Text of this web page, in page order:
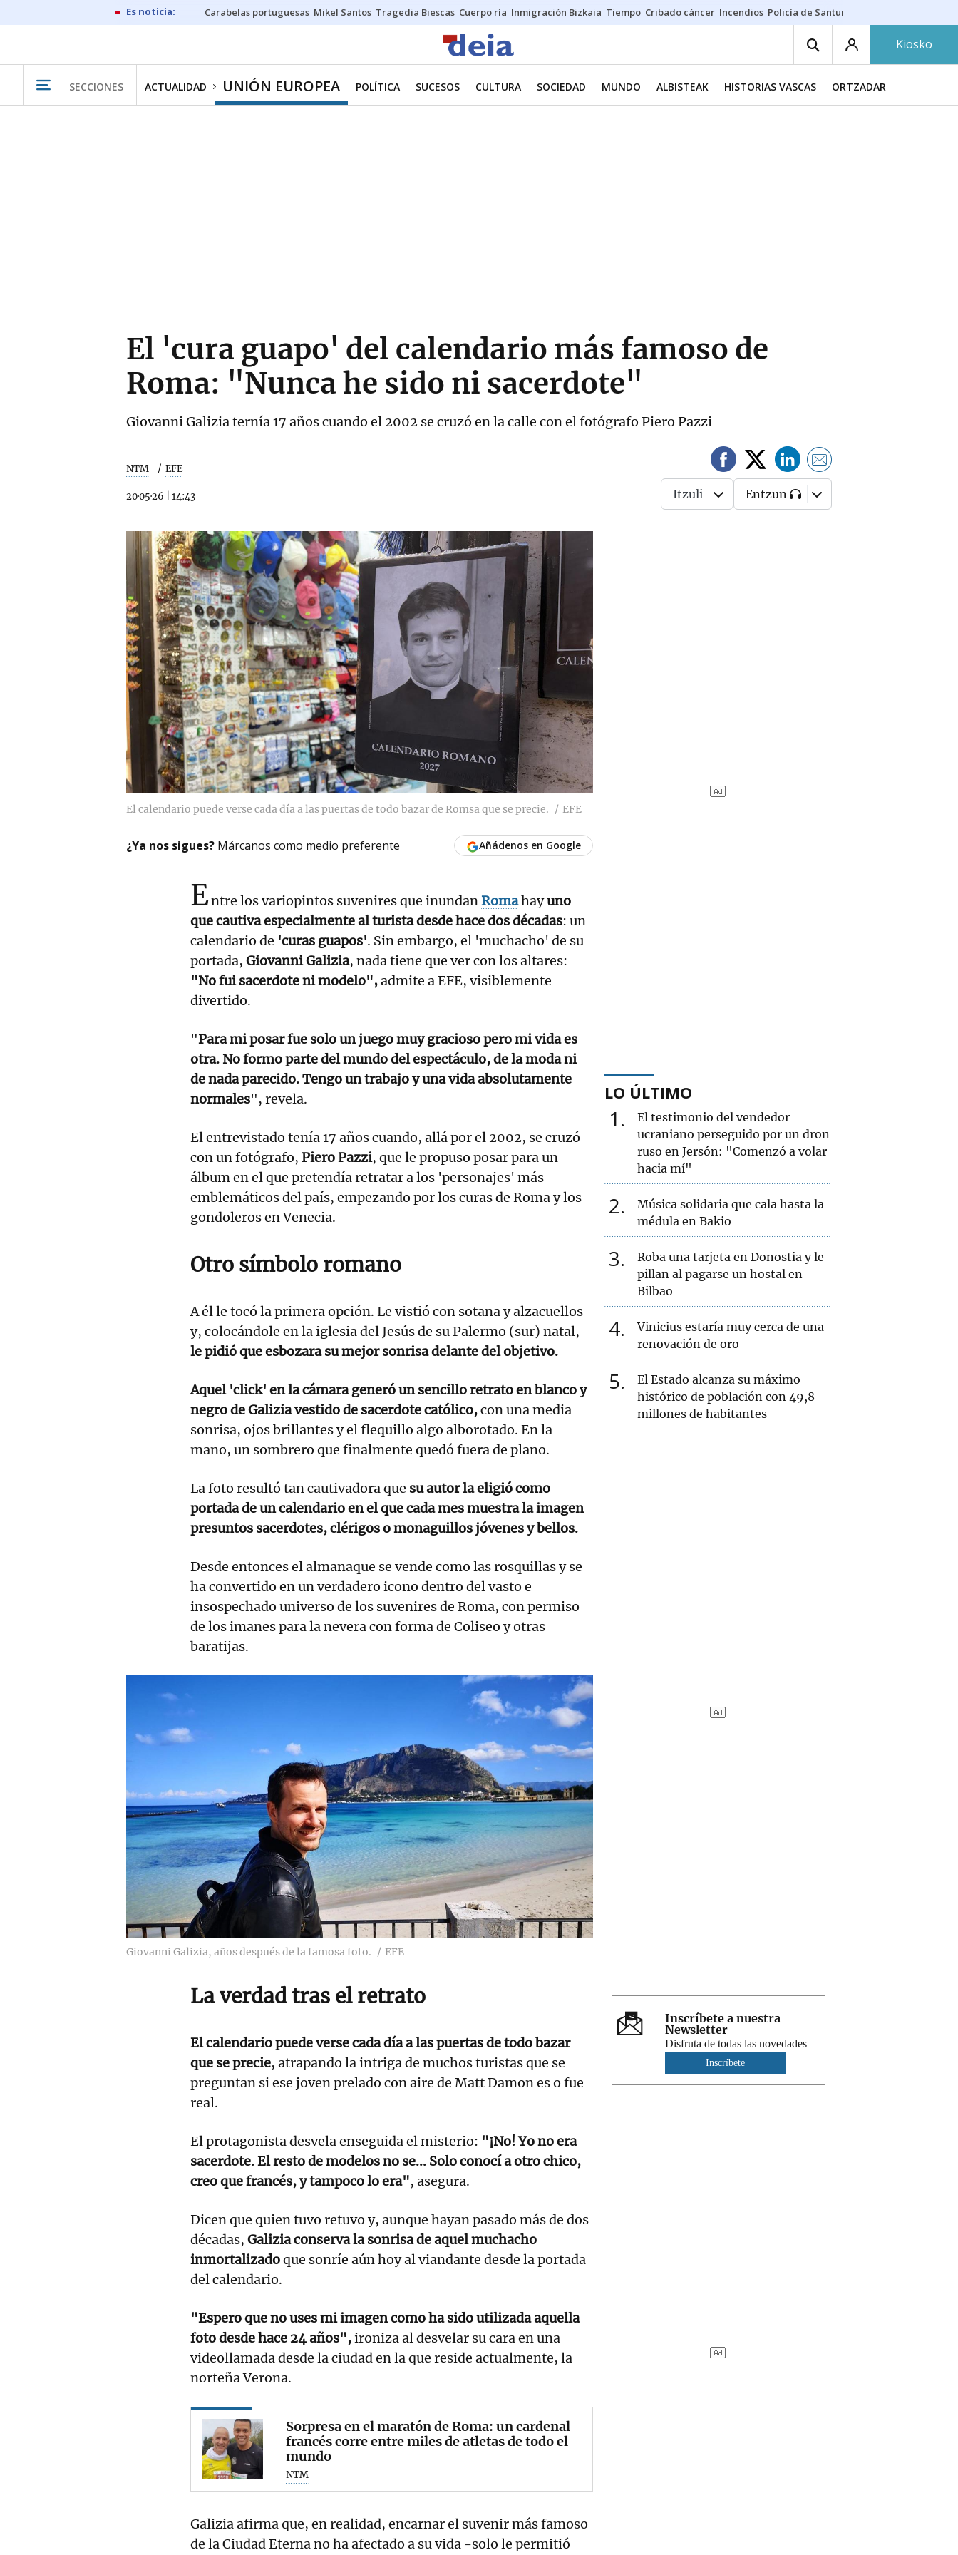
Carabelas portuguesas Mikel Santos Tragedia Biescas Cuerpo ría Inmigración Bizkaia Tiempo Cribado cáncer Incendios Policía de Santurtzi
Kiosko
SECCIONES ACTUALIDAD UNIÓN EUROPEA POLÍTICA SUCESOS CULTURA SOCIEDAD MUNDO ALBISTEAK HISTORIAS VASCAS ORTZADAR
El 'cura guapo' del calendario más famoso de
Roma: "Nunca he sido ni sacerdote"
Giovanni Galizia ternía 17 años cuando el 2002 se cruzó en la calle con el fotógrafo Piero Pazzi
NTM EFE
20·05·26 14:43 Itzuli Entzun
El calendario puede verse cada día a las puertas de todo bazar de Romsa que se precie. EFE
¿Ya nos sigues? Márcanos como medio preferente Añádenos en Google
Entre los variopintos suvenires que inundanRomahayuno
que cautiva especialmente al turista desde hace dos décadas: un
calendario de 'curas guapos'. Sin embargo, el 'muchacho' de su
portada, Giovanni Galizia, nada tiene que ver con los altares:
"No fui sacerdote ni modelo",admite a EFE, visiblemente
divertido.
"Para mi posar fue solo un juego muy gracioso pero mi vida es
otra. No formo parte del mundo del espectáculo, de la moda ni
de nada parecido. Tengo un trabajo y una vida absolutamente
normales", revela.
El entrevistado tenía 17 años cuando, allá por el 2002, se cruzó
con un fotógrafo, Piero Pazzi, que le propuso posar para un
álbum en el que pretendía retratar a los 'personajes' más
emblemáticos del país, empezando por los curas de Roma y los
gondoleros en Venecia.
Otro símbolo romano
A él le tocó la primera opción. Le vistió con sotana y alzacuellos
y, colocándole en la iglesia del Jesús de su Palermo (sur) natal,
le pidió que esbozara su mejor sonrisa delante del objetivo.
Aquel 'click' en la cámara generó un sencillo retrato en blanco y
negro de Galizia vestido de sacerdote católico,con una media
sonrisa, ojos brillantes y el flequillo algo alborotado. En la
mano, un sombrero que finalmente quedó fuera de plano.
La foto resultó tan cautivadora que su autor la eligió como
portada de un calendario en el que cada mes muestra la imagen
presuntos sacerdotes, clérigos o monaguillos jóvenes y bellos.
Desde entonces el almanaque se vende como las rosquillas y se
ha convertido en un verdadero icono dentro del vasto e
insospechado universo de los suvenires de Roma, con permiso
de los imanes para la nevera con forma de Coliseo y otras
baratijas.
Giovanni Galizia, años después de la famosa foto. EFE
La verdad tras el retrato
El calendario puede verse cada día a las puertas de todo bazar
que se precie, atrapando la intriga de muchos turistas que se
preguntan si ese joven prelado con aire de Matt Damon es o fue
real.
El protagonista desvela enseguida el misterio: "¡No! Yo no era
sacerdote. El resto de modelos no se... Solo conocí a otro chico,
creo que francés, y tampoco lo era", asegura.
Dicen que quien tuvo retuvo y, aunque hayan pasado más de dos
décadas, Galizia conserva la sonrisa de aquel muchacho
inmortalizadoque sonríe aún hoy al viandante desde la portada
del calendario.
"Espero que no uses mi imagen como ha sido utilizada aquella
foto desde hace 24 años",ironiza al desvelar su cara en una
videollamada desde la ciudad en la que reside actualmente, la
norteña Verona.
Sorpresa en el maratón de Roma: un cardenal
francés corre entre miles de atletas de todo el
mundo
NTM
Galizia afirma que, en realidad, encarnar el suvenir más famoso
de la Ciudad Eterna no ha afectado a su vida -solo le permitió
LO ÚLTIMO
1
El testimonio del vendedor
ucraniano perseguido por un dron
ruso en Jersón: "Comenzó a volar
hacia mí"
2
Música solidaria que cala hasta la
médula en Bakio
3
Roba una tarjeta en Donostia y le
pillan al pagarse un hostal en
Bilbao
4
Vinicius estaría muy cerca de una
renovación de oro
5
El Estado alcanza su máximo
histórico de población con 49,8
millones de habitantes
Inscríbete a nuestra
Newsletter
Disfruta de todas las novedades
Inscríbete